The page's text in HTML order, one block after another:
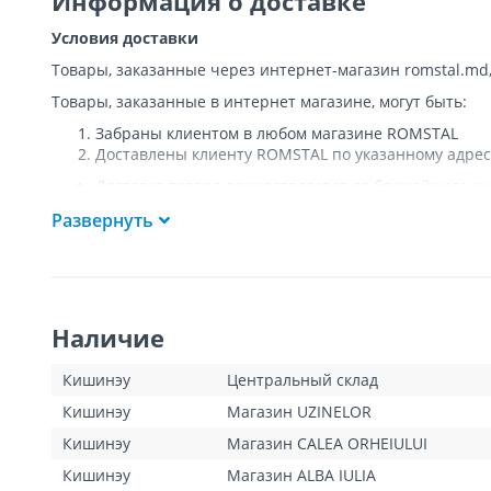
Условия доставки
Товары, заказанные через интернет-магазин
Товары, заказанные в интернет магазине, могут быть:
Забраны клиентом в любом магазине ROMSTAL
Доставлены клиенту ROMSTAL по указанному
Доставка товара осуществляется до ближайшего
Подъем товара на этаж или занос в дом
покупатель оплатит стоимость пропущенной
для Кишинева составит 100 леев, а для других
Клиент обязан открыть посылку при доставке и
тестирования товара не предполагается.
Для товаров «под заказ» сроки доставки указаны
операторами интернет-магазина. Данный вид
Развернуть
Наличие
Кишинэу
Центральный склад
Кишинэу
Магазин UZINELOR
Кишинэу
Магазин CALEA ORHEIULUI
Кишинэу
Магазин ALBA IULIA